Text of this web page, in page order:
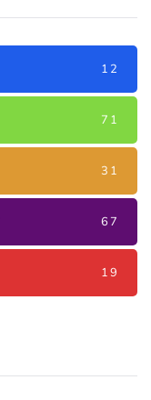
12
71
31
67
19